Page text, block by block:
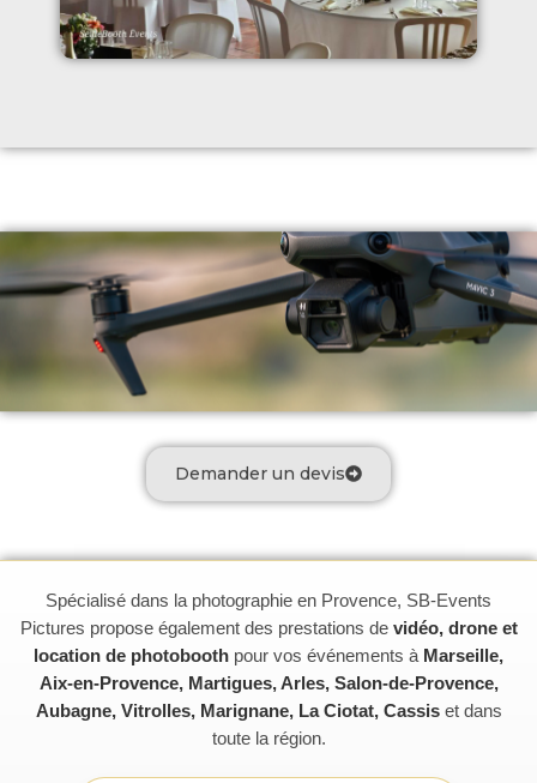
Demander un devis
Spécialisé dans la photographie en Provence, SB-Events
Pictures propose également des prestations de vidéo, drone et
location de photobooth pour vos événements à Marseille,
Aix-en-Provence, Martigues, Arles, Salon-de-Provence,
Aubagne, Vitrolles, Marignane, La Ciotat, Cassiset dans
toute la région.